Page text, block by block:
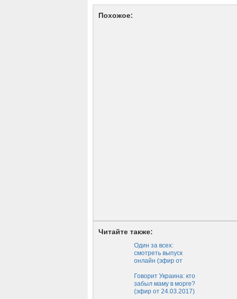
Похожое:
Читайте также:
Один за всех:
смотреть выпуск
онлайн (эфир от
Говорит Украина: кто
забыл маму в морге?
(эфир от 24.03.2017)